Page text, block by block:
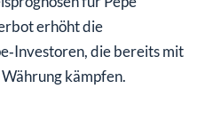
erhöht die
die bereits mit
kämpfen.